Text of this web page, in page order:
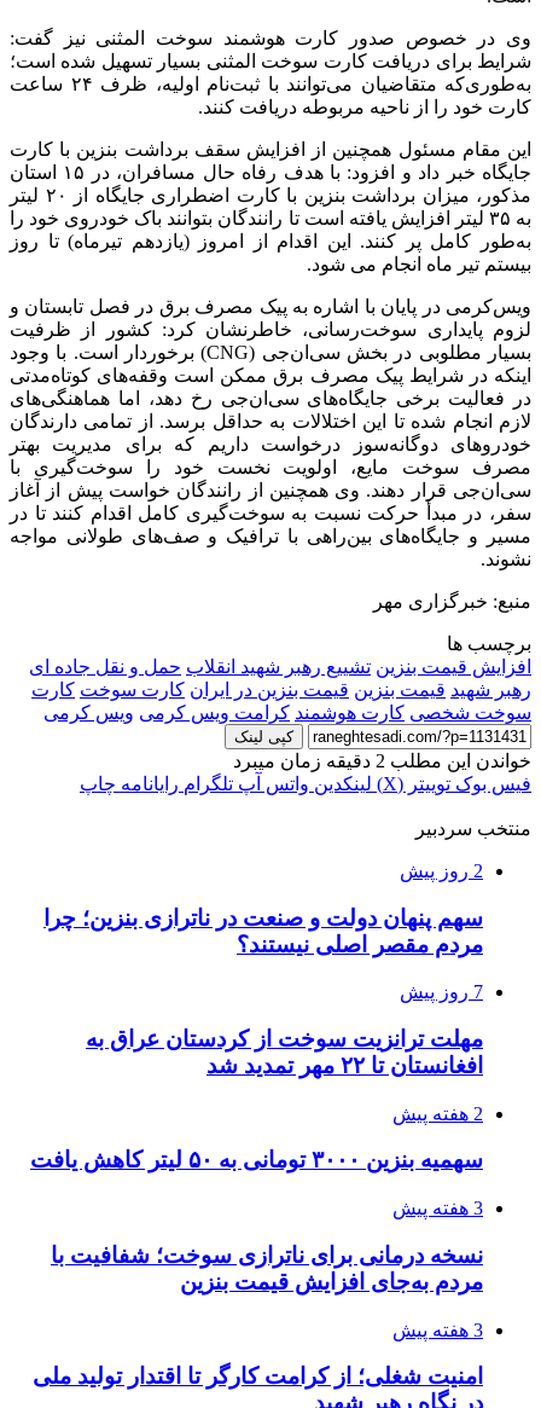
وی در خصوص صدور کارت هوشمند سوخت المثنی نیز گفت:
شرایط برای دریافت کارت سوخت المثنی بسیار تسهیل شده است؛
به‌طوری‌که متقاضیان می‌توانند با ثبت‌نام اولیه، ظرف ۲۴ ساعت
کارت خود را از ناحیه مربوطه دریافت کنند.
این مقام مسئول همچنین از افزایش سقف برداشت بنزین با کارت
جایگاه خبر داد و افزود: با هدف رفاه حال مسافران، در ۱۵ استان
مذکور، میزان برداشت بنزین با کارت اضطراری جایگاه از ۲۰ لیتر
به ۳۵ لیتر افزایش یافته است تا رانندگان بتوانند باک خودروی خود را
به‌طور کامل پر کنند. این اقدام از امروز (یازدهم تیرماه) تا روز
بیستم تیر ماه انجام می شود.
ویس‌کرمی در پایان با اشاره به پیک مصرف برق در فصل تابستان و
لزوم پایداری سوخت‌رسانی، خاطرنشان کرد: کشور از ظرفیت
بسیار مطلوبی در بخش سی‌ان‌جی (CNG) برخوردار است. با وجود
اینکه در شرایط پیک مصرف برق ممکن است وقفه‌های کوتاه‌مدتی
در فعالیت برخی جایگاه‌های سی‌ان‌جی رخ دهد، اما هماهنگی‌های
لازم انجام شده تا این اختلالات به حداقل برسد. از تمامی دارندگان
خودروهای دوگانه‌سوز درخواست داریم که برای مدیریت بهتر
مصرف سوخت مایع، اولویت نخست خود را سوخت‌گیری با
سی‌ان‌جی قرار دهند. وی همچنین از رانندگان خواست پیش از آغاز
سفر، در مبدأ حرکت نسبت به سوخت‌گیری کامل اقدام کنند تا در
مسیر و جایگاه‌های بین‌راهی با ترافیک و صف‌های طولانی مواجه
نشوند.
منبع: خبرگزاری مهر
برچسب ها
افزایش قیمت بنزین تشییع رهبر شهید انقلاب حمل و نقل جاده ای
رهبر شهید قیمت بنزین قیمت بنزین در ایران کارت سوخت کارت
سوخت شخصی کارت هوشمند کرامت ویس کرمی ویس کرمی
کپی لینک
خواندن این مطلب 2 دقیقه زمان میبرد
فیس بوک توییتر (X) لینکدین واتس آپ تلگرام رایانامه چاپ
منتخب سردبیر
2 روز پیش
سهم پنهان دولت و صنعت در ناترازی بنزین؛ چرا
مردم مقصر اصلی نیستند؟
7 روز پیش
مهلت ترانزیت سوخت از کردستان عراق به
افغانستان تا ۲۲ مهر تمدید شد
2 هفته پیش
سهمیه بنزین ۳۰۰۰ تومانی به ۵۰ لیتر کاهش یافت
3 هفته پیش
نسخه درمانی برای ناترازی سوخت؛ شفافیت با
مردم به‌جای افزایش قیمت بنزین
3 هفته پیش
امنیت شغلی؛ از کرامت کارگر تا اقتدار تولید ملی
در نگاه رهبر شهید